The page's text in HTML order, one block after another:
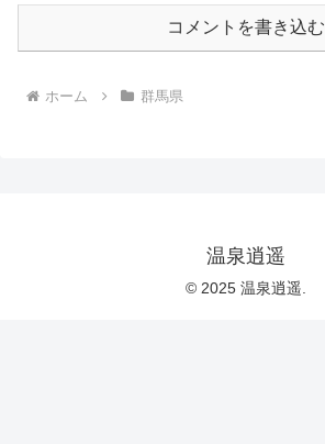
コメントを書き込む
ホーム 群馬県
温泉逍遥
© 2025 温泉逍遥.